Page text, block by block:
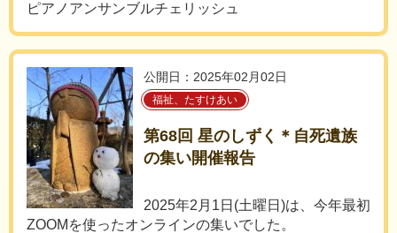
ピアノアンサンブルチェリッシュ
公開日：2025年02月02日
福祉、たすけあい
第68回 星のしずく＊自死遺族
の集い開催報告
2025年2月1日(土曜日)は、今年最初
ZOOMを使ったオンラインの集いでした。